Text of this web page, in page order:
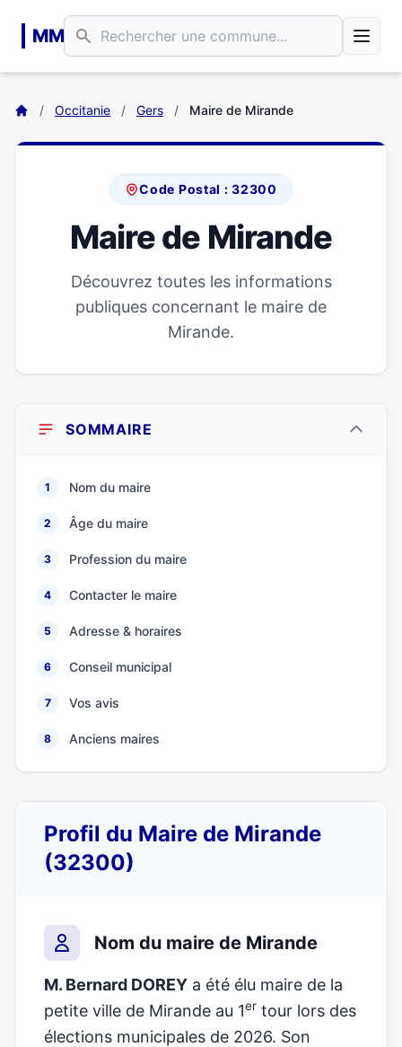
MM
/ Occitanie / Gers / Maire de Mirande
Code Postal : 32300
Maire de Mirande
Découvrez toutes les informations
publiques concernant le maire de
Mirande.
SOMMAIRE
1 Nom du maire
2 Âge du maire
3 Profession du maire
4 Contacter le maire
5 Adresse & horaires
6 Conseil municipal
7 Vos avis
8 Anciens maires
Profil du Maire de Mirande
(32300)
Nom du maire de Mirande
M. Bernard DOREY a été élu maire de la
petite ville de Mirande au 1er tour lors des
élections municipales de 2026. Son